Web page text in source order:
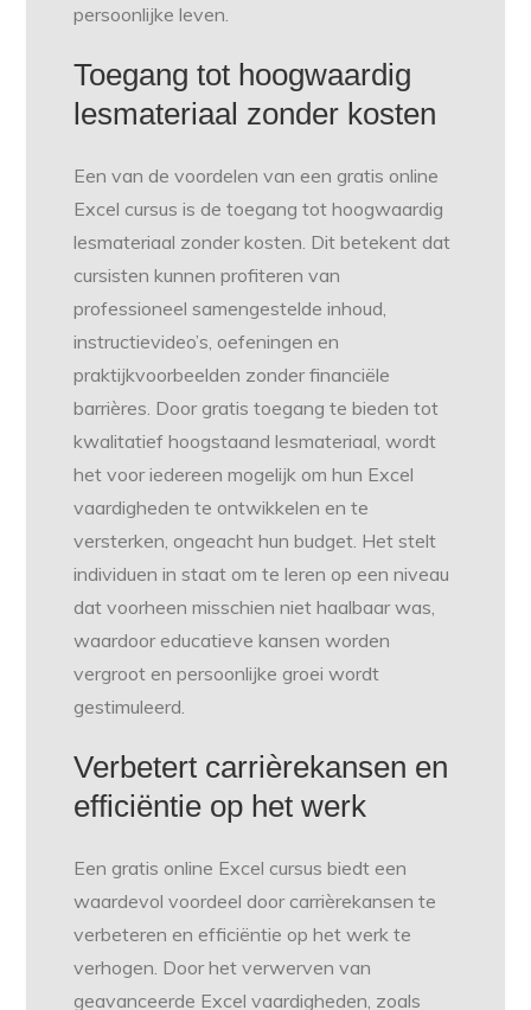
persoonlijke leven.
Toegang tot hoogwaardig
lesmateriaal zonder kosten
Een van de voordelen van een gratis online
Excel cursus is de toegang tot hoogwaardig
lesmateriaal zonder kosten. Dit betekent dat
cursisten kunnen profiteren van
professioneel samengestelde inhoud,
instructievideo’s, oefeningen en
praktijkvoorbeelden zonder financiële
barrières. Door gratis toegang te bieden tot
kwalitatief hoogstaand lesmateriaal, wordt
het voor iedereen mogelijk om hun Excel
vaardigheden te ontwikkelen en te
versterken, ongeacht hun budget. Het stelt
individuen in staat om te leren op een niveau
dat voorheen misschien niet haalbaar was,
waardoor educatieve kansen worden
vergroot en persoonlijke groei wordt
gestimuleerd.
Verbetert carrièrekansen en
efficiëntie op het werk
Een gratis online Excel cursus biedt een
waardevol voordeel door carrièrekansen te
verbeteren en efficiëntie op het werk te
verhogen. Door het verwerven van
geavanceerde Excel vaardigheden, zoals